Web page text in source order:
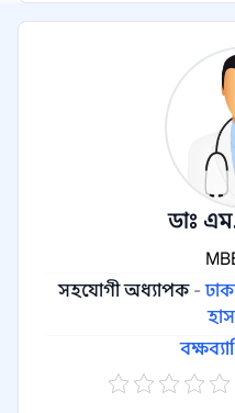
ডাঃ
সহযোগী অধ্যাপক -